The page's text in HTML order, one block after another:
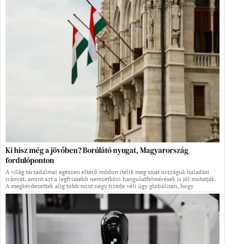
Ki hisz még a jövőben? Borúlátó nyugat, Magyarország
fordulóponton
A világ társadalmai egészen eltérő módon ítélik meg saját országuk haladási
irányát, amint azt a legfrissebb nemzetközi hangulatfelmérések is jól mutatják.
A megkérdezettek alig több mint négy tizede véli úgy globálisan, hogy